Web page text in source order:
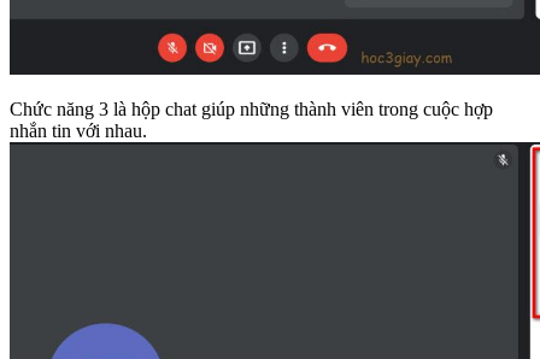
Chức năng 3 là hộp chat giúp những thành viên trong cuộc hợp
nhắn tin với nhau.